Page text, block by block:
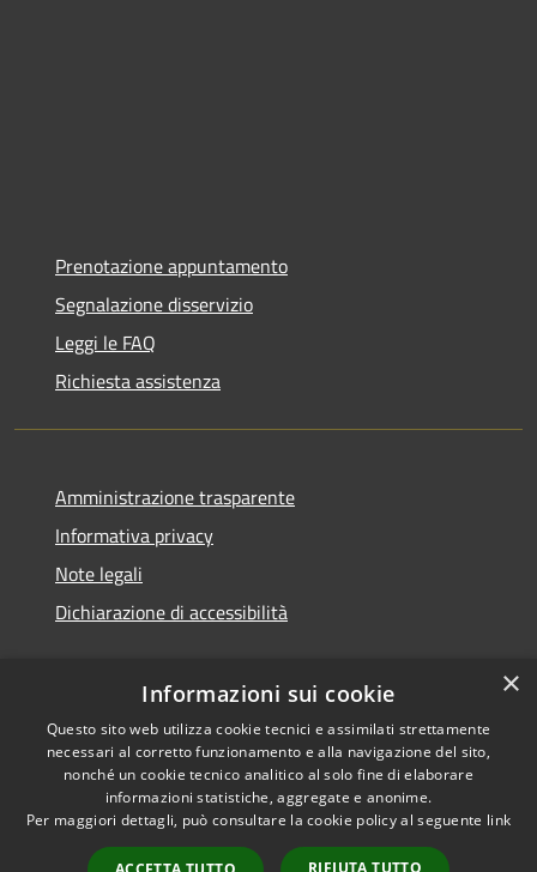
Prenotazione appuntamento
Segnalazione disservizio
Leggi le FAQ
Richiesta assistenza
Amministrazione trasparente
Informativa privacy
Note legali
Dichiarazione di accessibilità
RSS
Accessibilità
Copyright © 2026 • Comune di
×
Informazioni sui cookie
Questo sito web utilizza cookie tecnici e assimilati strettamente
necessari al corretto funzionamento e alla navigazione del sito,
nonché un cookie tecnico analitico al solo fine di elaborare
informazioni statistiche, aggregate e anonime.
Per maggiori dettagli, può consultare la cookie policy al seguente link
RIFIUTA TUTTO